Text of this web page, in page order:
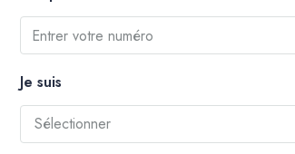
Je suis
Sélectionner